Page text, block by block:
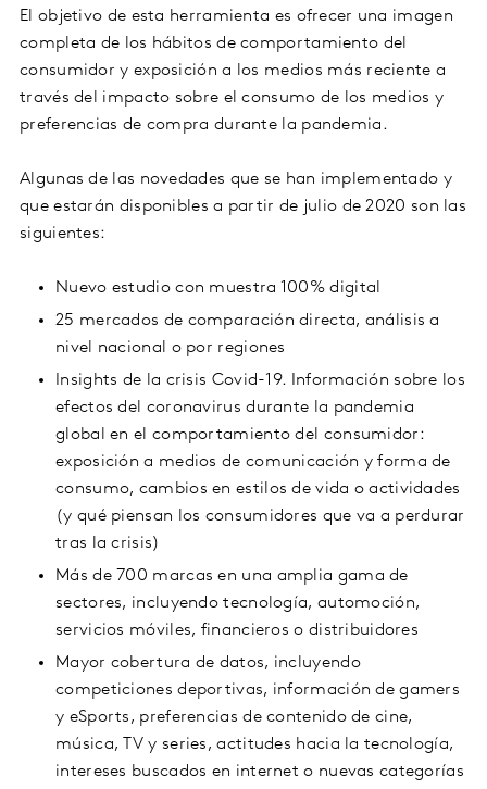
El objetivo de esta herramienta es ofrecer una imagen
completa de los hábitos de comportamiento del
consumidor y exposición a los medios más reciente a
través del impacto sobre el consumo de los medios y
preferencias de compra durante la pandemia.
Algunas de las novedades que se han implementado y
que estarán disponibles a partir de julio de 2020 son las
siguientes:
Nuevo estudio con muestra 100% digital
25 mercados de comparación directa, análisis a
nivel nacional o por regiones
Insights de la crisis Covid-19. Información sobre los
efectos del coronavirus durante la pandemia
global en el comportamiento del consumidor:
exposición a medios de comunicación y forma de
consumo, cambios en estilos de vida o actividades
(y qué piensan los consumidores que va a perdurar
tras la crisis)
Más de 700 marcas en una amplia gama de
sectores, incluyendo tecnología, automoción,
servicios móviles, financieros o distribuidores
Mayor cobertura de datos, incluyendo
competiciones deportivas, información de gamers
y eSports, preferencias de contenido de cine,
música, TV y series, actitudes hacia la tecnología,
intereses buscados en internet o nuevas categorías